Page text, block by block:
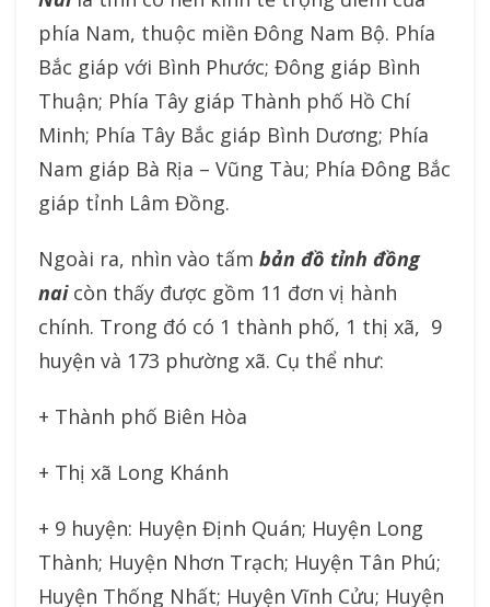
phía Nam, thuộc miền Đông Nam Bộ. Phía
Bắc giáp với Bình Phước; Đông giáp Bình
Thuận; Phía Tây giáp Thành phố Hồ Chí
Minh; Phía Tây Bắc giáp Bình Dương; Phía
Nam giáp Bà Rịa – Vũng Tàu; Phía Đông Bắc
giáp tỉnh Lâm Đồng.
Ngoài ra, nhìn vào tấm bản đồ tỉnh đồng
naicòn thấy được gồm 11 đơn vị hành
chính. Trong đó có 1 thành phố, 1 thị xã, 9
huyện và 173 phường xã. Cụ thể như:
+ Thành phố Biên Hòa
+ Thị xã Long Khánh
+ 9 huyện: Huyện Định Quán; Huyện Long
Thành; Huyện Nhơn Trạch; Huyện Tân Phú;
Huyện Thống Nhất; Huyện Vĩnh Cửu; Huyện